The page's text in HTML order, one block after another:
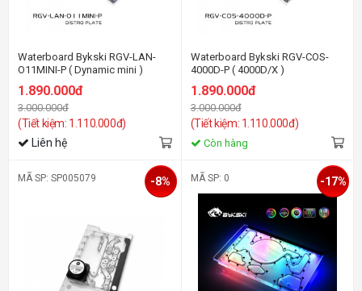
Waterboard Bykski RGV-LAN-
O11MINI-P ( Dynamic mini )
1.890.000đ
3.000.000đ
(Tiết kiệm: 1.110.000đ)
Liên hệ
Waterboard Bykski RGV-COS-
4000D-P ( 4000D/X )
1.890.000đ
3.000.000đ
(Tiết kiệm: 1.110.000đ)
Còn hàng
MÃ SP: SP005079 -8% MÃ SP: 0 -17%